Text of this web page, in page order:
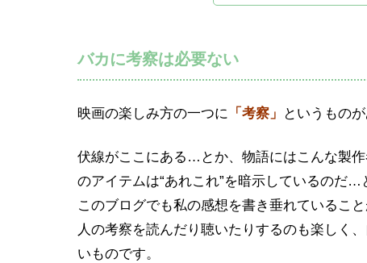
バカに考察は必要ない
映画の楽しみ方の一つに 「考察」 というものが
伏線がここにある…とか、物語にはこんな製
のアイテムは“あれこれ”を暗示しているのだ…
このブログでも私の感想を書き垂れているこ
人の考察を読んだり聴いたりするのも楽しく
いものです。